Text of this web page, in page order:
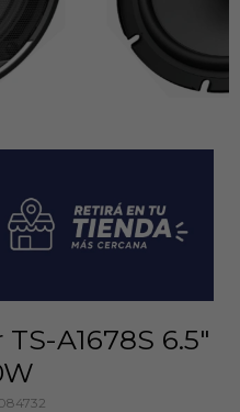
A1678S 6.5"